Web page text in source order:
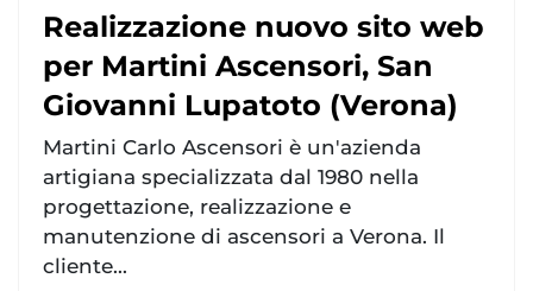
Realizzazione nuovo sito web
per Martini Ascensori, San
Giovanni Lupatoto (Verona)
Martini Carlo Ascensori è un'azienda
artigiana specializzata dal 1980 nella
progettazione, realizzazione e
manutenzione di ascensori a Verona. Il
cliente...